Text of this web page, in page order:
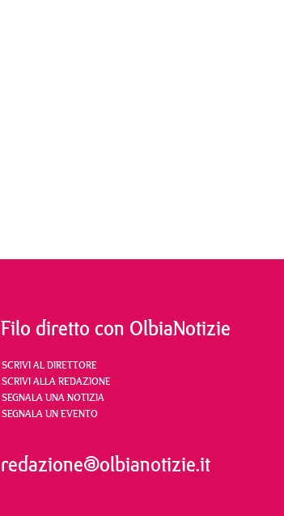
Filo diretto con OlbiaNotizie
SCRIVI AL DIRETTORE
SCRIVI ALLA REDAZIONE
SEGNALA UNA NOTIZIA
SEGNALA UN EVENTO
redazione@olbianotizie.it